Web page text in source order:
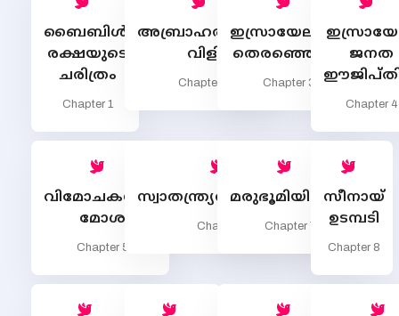
ബൈബിള്‍:
രക്ഷയുടെ
ചരിത്രം
Chapter 1
അബ്രാഹത്തിന്‍റെ
വിളി
Chapter 2
ഇസ്രായേലിന്‍റെ
തെരഞ്ഞെടുപ്പ്
Chapter 3
ജനത
Chapter 4
വിമോചകനായ
മോശ
Chapter 5
സ്വാതന്ത്ര്യത്തിലേയ്ക്ക്
Chapter 6
മരുഭൂമിയിലൂടെ
Chapter 7
സീനായ്
ഉടമ്പടി
Chapter 8